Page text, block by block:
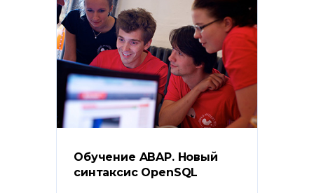
Обучение ABAP. Новый
синтаксис OpenSQL